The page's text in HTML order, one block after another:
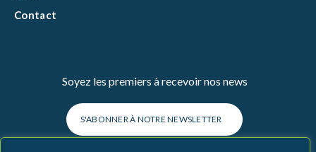
Contact
Soyez les premiers à recevoir nos news
S'ABONNER À NOTRE NEWSLETTER